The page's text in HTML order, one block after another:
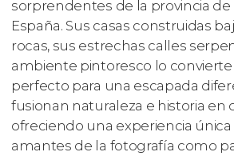
sorprendentes de la provincia de
España. Sus casas construidas
rocas, sus estrechas calles
ambiente pintoresco lo
perfecto para una escapada
fusionan naturaleza e historia en
ofreciendo una experiencia
amantes de la fotografía como